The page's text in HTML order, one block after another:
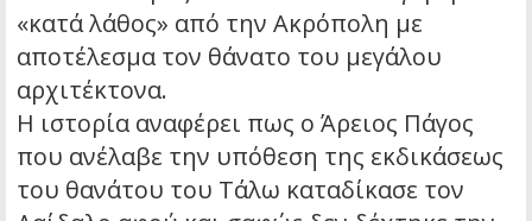
«κατά λάθος» από την Ακρόπολη με
αποτέλεσμα τον θάνατο του μεγάλου
αρχιτέκτονα.
Η ιστορία αναφέρει πως ο Άρειος Πάγος
που ανέλαβε την υπόθεση της εκδικάσεως
του θανάτου του Τάλω καταδίκασε τον